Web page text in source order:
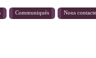
Communiqués Nous